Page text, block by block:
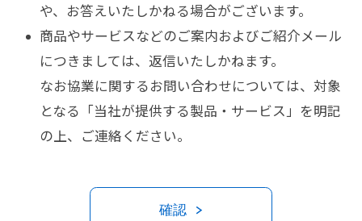
や、お答えいたしかねる場合がございます。
商品やサービスなどのご案内およびご紹介メール
につきましては、返信いたしかねます。
なお協業に関するお問い合わせについては、対象
となる「当社が提供する製品・サービス」を明記
の上、ご連絡ください。
確認